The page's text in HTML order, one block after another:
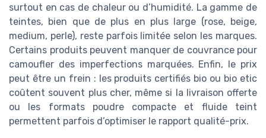
surtout en cas de chaleur ou d’humidité. La gamme de
teintes, bien que de plus en plus large (rose, beige,
medium, perle), reste parfois limitée selon les marques.
Certains produits peuvent manquer de couvrance pour
camoufler des imperfections marquées. Enfin, le prix
peut être un frein : les produits certifiés bio ou bio etic
coûtent souvent plus cher, même si la livraison offerte
ou les formats poudre compacte et fluide teint
permettent parfois d’optimiser le rapport qualité-prix.